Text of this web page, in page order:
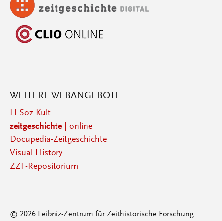
WEITERE WEBANGEBOTE
H-Soz-Kult
zeitgeschichte| online
Docupedia-Zeitgeschichte
Visual History
ZZF-Repositorium
© 2026 Leibniz-Zentrum für Zeithistorische Forschung